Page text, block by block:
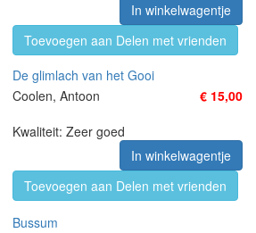
In winkelwagentje
Toevoegen aan Delen met vrienden
De glimlach van het Gooi
Coolen, Antoon
€ 15,00
Kwaliteit: Zeer goed
In winkelwagentje
Toevoegen aan Delen met vrienden
Bussum